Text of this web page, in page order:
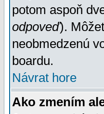
potom aspoň
odpoveď).
neobmedzenú
boardu.
Návrat hore
Ako zmením